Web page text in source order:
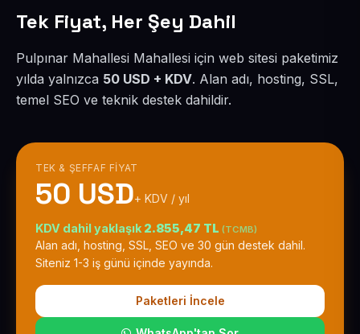
Tek Fiyat, Her Şey Dahil
Pulpınar Mahallesi Mahallesi için web sitesi paketimiz
yılda yalnızca 50 USD + KDV. Alan adı, hosting, SSL,
temel SEO ve teknik destek dahildir.
TEK & ŞEFFAF FIYAT
50 USD+ KDV / yıl
KDV dahil yaklaşık 2.855,47 TL (TCMB)
Alan adı, hosting, SSL, SEO ve 30 gün destek dahil.
Siteniz 1-3 iş günü içinde yayında.
Paketleri İncele